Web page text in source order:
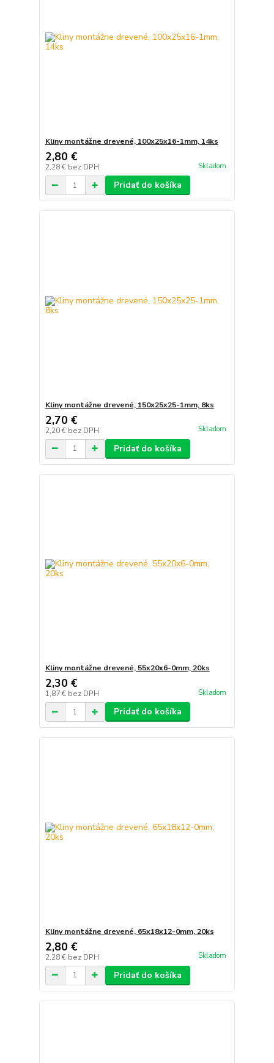
Kliny montážne drevené, 100x25x16-1mm, 14ks
2,80 €
2,28 € bez DPH Skladom
Pridať do košíka
Kliny montážne drevené, 150x25x25-1mm, 8ks
2,70 €
2,20 € bez DPH Skladom
Pridať do košíka
Kliny montážne drevené, 55x20x6-0mm, 20ks
2,30 €
1,87 € bez DPH Skladom
Pridať do košíka
Kliny montážne drevené, 65x18x12-0mm, 20ks
2,80 €
2,28 € bez DPH Skladom
Pridať do košíka